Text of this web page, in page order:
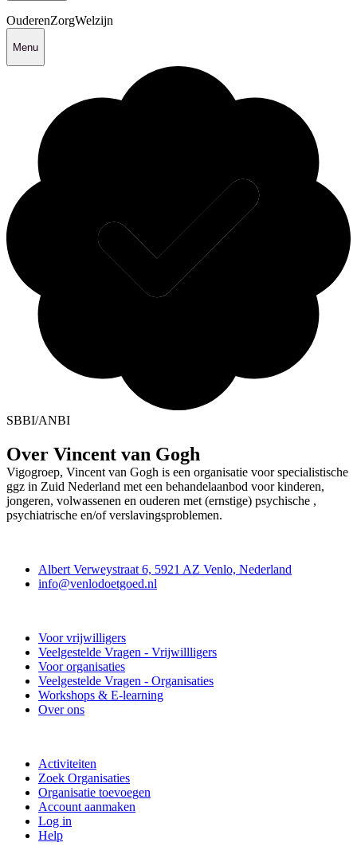
OuderenZorgWelzijn
Menu
SBBI/ANBI
Over Vincent van Gogh
Vigogroep, Vincent van Gogh is een organisatie voor specialistische
ggz in Zuid Nederland met een behandelaanbod voor kinderen,
jongeren, volwassenen en ouderen met (ernstige) psychische ,
psychiatrische en/of verslavingsproblemen.
Albert Verweystraat 6, 5921 AZ Venlo, Nederland
info@venlodoetgoed.nl
Voor vrijwilligers
Veelgestelde Vragen - Vrijwillligers
Voor organisaties
Veelgestelde Vragen - Organisaties
Workshops & E-learning
Over ons
Activiteiten
Zoek Organisaties
Organisatie toevoegen
Account aanmaken
Log in
Help